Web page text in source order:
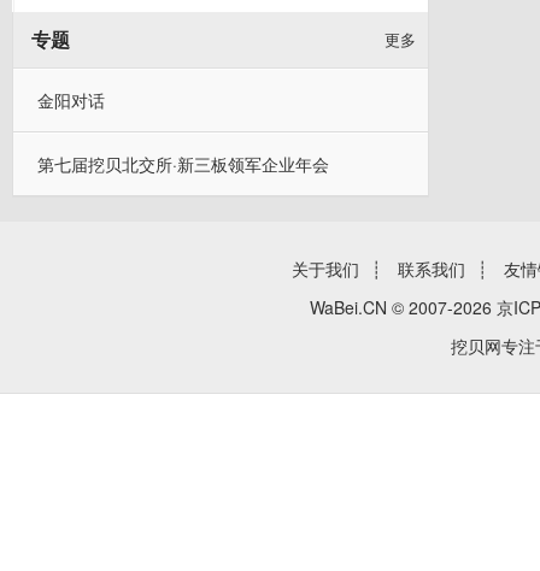
专题 更多
金阳对话
第七届挖贝北交所·新三板领军企业年会
关于我们 ┊ 联系我们 ┊
友
WaBei.CN © 2007-2026 京
挖贝网专